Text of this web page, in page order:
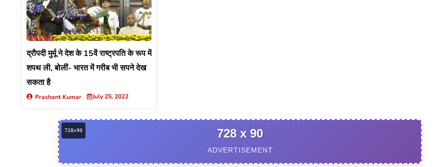
द्रौपदी मुर्मू ने देश के 15वें राष्ट्रपति के रूप में
शपथ ली, बोलीं- भारत में गरीब भी सपने देख
सकता है
Prashant Kumar July 25, 2022
728 x 90
ADVERTISEMENT